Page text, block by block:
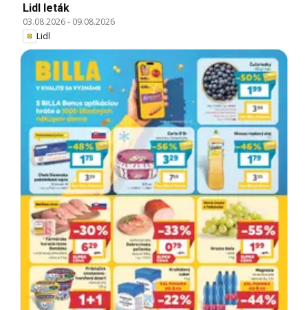
Lidl leták
03.08.2026- 09.08.2026
Lidl